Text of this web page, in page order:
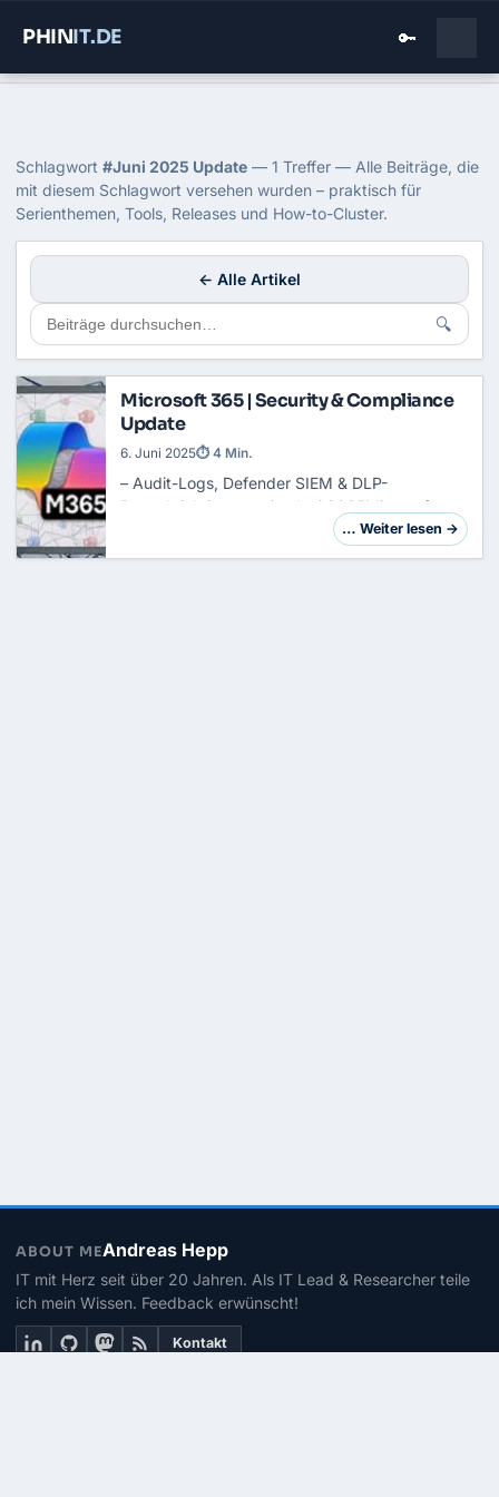
PHINIT.DE 🔑
Tag: Juni 2025 Update
Schlagwort #Juni 2025 Update — 1 Treffer — Alle Beiträge, die
mit diesem Schlagwort versehen wurden – praktisch für
Serienthemen, Tools, Releases und How-to-Cluster.
← Alle Artikel
🔍
Microsoft 365 | Security & Compliance
Update
– Audit-Logs, Defender SIEM & DLP-
Benachrichtigungen im Juni 2025Microsoft
schraubt wieder kräftig an den Stellschrauben
6. Juni 2025⏱ 4 Min.
… Weiter lesen →
ABOUT MEAndreas Hepp
IT mit Herz seit über 20 Jahren. Als IT Lead & Researcher teile
ich mein Wissen. Feedback erwünscht!
Kontakt